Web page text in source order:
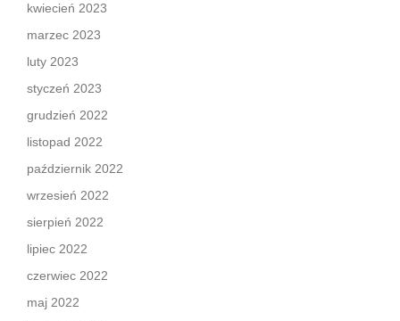
kwiecień 2023
marzec 2023
luty 2023
styczeń 2023
grudzień 2022
listopad 2022
październik 2022
wrzesień 2022
sierpień 2022
lipiec 2022
czerwiec 2022
maj 2022